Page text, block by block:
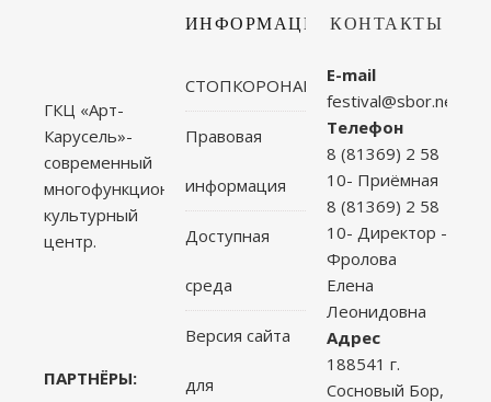
ГКЦ «Арт-
Карусель»-
современный
многофункциональный
культурный
центр.
ПАРТНЁРЫ:
ИНФОРМАЦИЯ
СТОПКОРОНАВИРУС
Правовая
информация
Доступная
среда
Версия сайта
для
КОНТАКТЫ
E-mail
festival@sbor.net
Телефон
8 (81369) 2 58
10- Приёмная
8 (81369) 2 58
10- Директор -
Фролова
Елена
Леонидовна
Адрес
188541 г.
Сосновый Бор,